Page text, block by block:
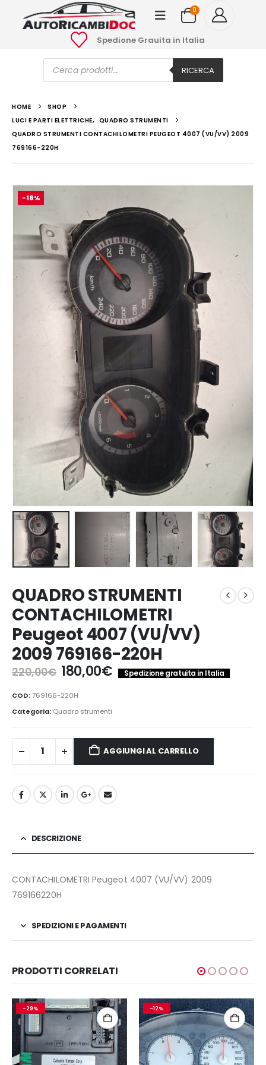
0
Spedione Grauita in Italia
Ricerca
prodotti RICERCA
HOME
SHOP
LUCI E PARTI ELETTRICHE, QUADRO STRUMENTI
QUADRO STRUMENTI CONTACHILOMETRI PEUGEOT 4007 (VU/VV) 2009
769166-220H
-18%
QUADRO STRUMENTI
CONTACHILOMETRI
Peugeot 4007 (VU/VV)
2009 769166-220H
220,00€ Il
prezzo
originale
era:
220,00€.
180,00€Il
prezzo
180,00€.
Spedizione gratuita in Italia
COD:769166-220H
Categoria: Quadro strumenti
AGGIUNGI AL CARRELLO
DESCRIZIONE
CONTACHILOMETRI Peugeot 4007 (VU/VV) 2009
769166220H
SPEDIZIONI E PAGAMENTI
PRODOTTI CORRELATI
-29% -12%